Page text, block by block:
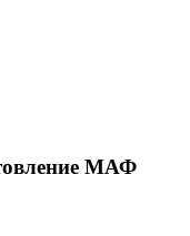
МАФ